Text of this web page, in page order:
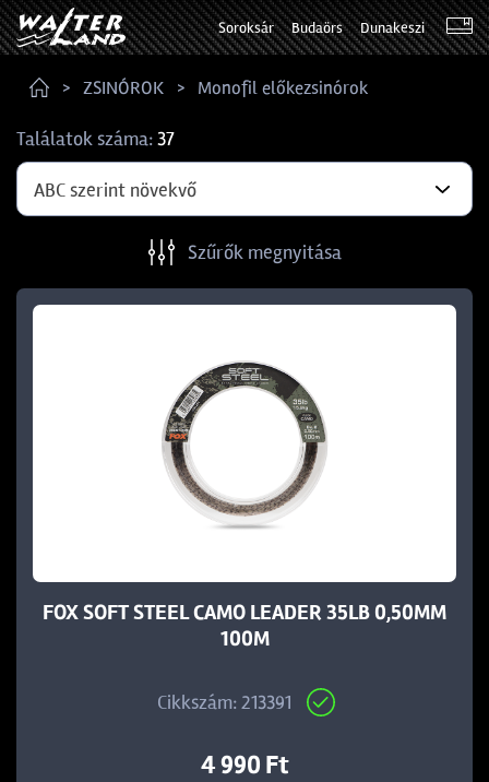
Soroksár Budaörs Dunakeszi
ZSINÓROK Monofil előkezsinórok
Találatok száma:37
ABC szerint növekvő
Szűrők megnyitása
FOX SOFT STEEL CAMO LEADER 35LB 0,50MM
100M
Cikkszám: 213391
4 990 Ft